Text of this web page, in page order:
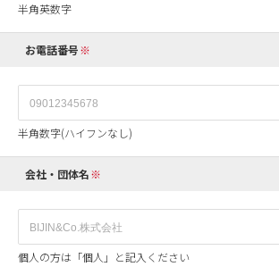
半角英数字
お電話番号
半角数字(ハイフンなし)
会社・団体名
個人の方は「個人」と記入ください